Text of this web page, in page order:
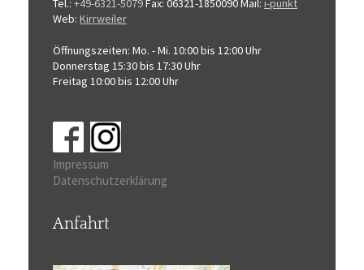
Tel.: +49-6321-5079Fax: 06321-1850090Mail: i-punkt
Web: Kirrweiler
Öffnungszeiten: Mo. - Mi. 10:00 bis 12:00 Uhr
Donnerstag 15:30 bis 17:30 Uhr
Freitag 10:00 bis 12:00 Uhr
Impressum
Datenschutzerklärung
Anfahrt